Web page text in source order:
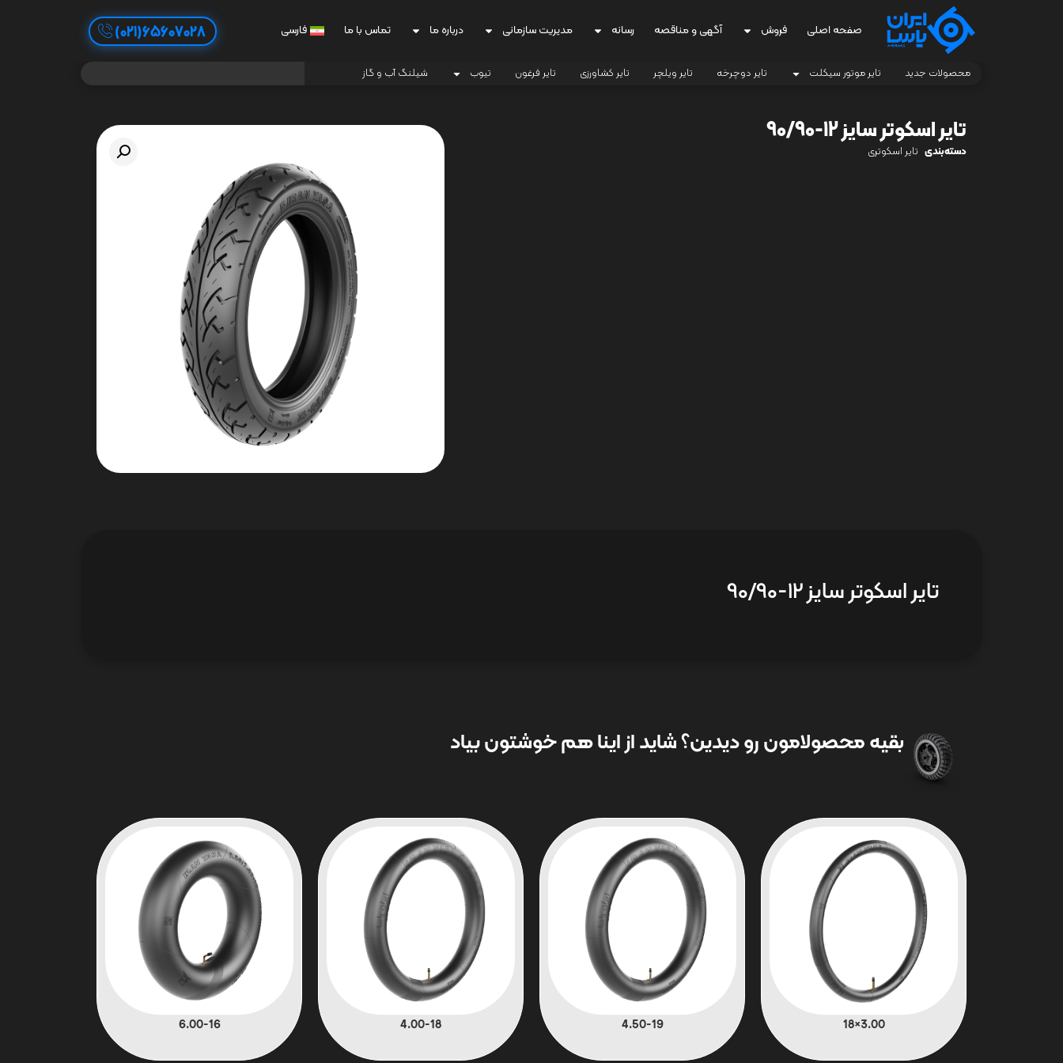
صفحه اصلی فروش آگهی و مناقصه رسانه مدیریت سازمانی درباره ما تماس با ما فارسی 65607028(021)
محصولات جدید تایر موتور سیکلت تایر دوچرخه تایر ویلچر تایر کشاورزی تایر فرغون تیوب شیلنگ آب و گاز
تایر اسکوتر سایز 12-90/90
دسته‌بندی تایر اسکوتری
تایر اسکوتر سایز 12-90/90
بقیه محصولامون رو دیدین؟ شاید از اینا هم خوشتون بیاد
3.00×18
4.50-19
4.00-18
6.00-16